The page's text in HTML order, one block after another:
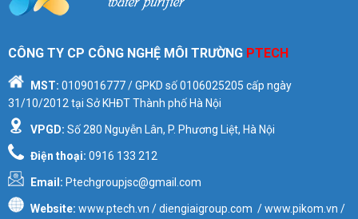
CÔNG TY CP CÔNG NGHỆ MÔI TRƯỜNG PTECH
MST: 0109016777/ GPKD số0106025205 cấp ngày
31/10/2012 tại Sở KHĐT Thành phố Hà Nội
VPGD: Số 280 Nguyễn Lân, P. Phương Liệt, Hà Nội
Điện thoại: 0916 133 212
Email: Ptechgroupjsc@gmail.com
Website: www.ptech.vn / diengiaigroup.com / www.pikom.vn /